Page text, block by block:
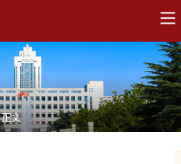
正文